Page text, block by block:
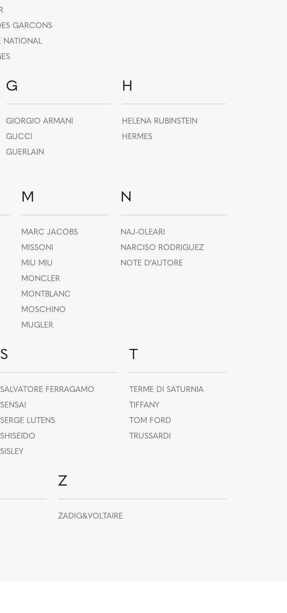
GARCONS
NATIONAL
G
GIORGIO ARMANI
GUCCI
GUERLAIN
H
HELENA RUBINSTEIN
HERMES
M
MARC JACOBS
MISSONI
MIU MIU
MONCLER
MONTBLANC
MOSCHINO
MUGLER
N
NAJ-OLEARI
NARCISO RODRIGUEZ
NOTE D’AUTORE
S
SALVATORE FERRAGAMO
SENSAI
SERGE LUTENS
SHISEIDO
SISLEY
T
TERME DI SATURNIA
TIFFANY
TOM FORD
TRUSSARDI
Z
ZADIG&VOLTAIRE